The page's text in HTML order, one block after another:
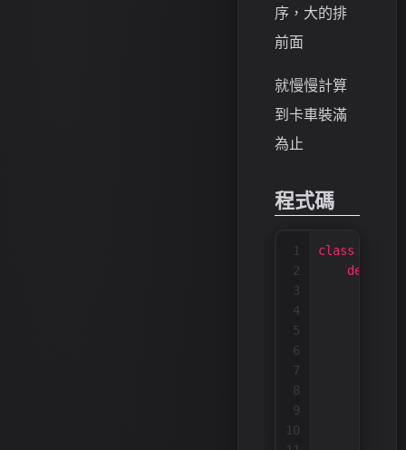
序，大的排
前面
就慢慢計算
到卡車裝滿
為止
程式碼
1
2
3
4
5
6
7
8
9
10
class
def